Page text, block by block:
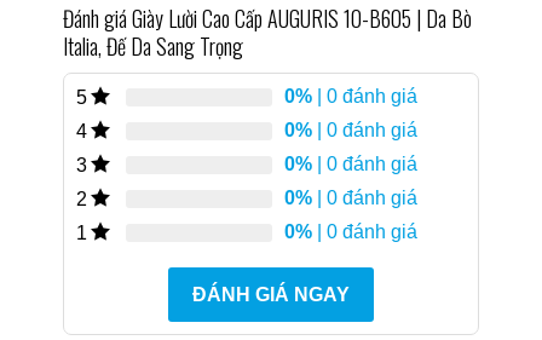
Đánh giá Giày Lười Cao Cấp AUGURIS 10-B605 | Da Bò
Italia, Đế Da Sang Trọng
5 0% | 0 đánh giá
4
0% | 0 đánh giá
3
0% | 0 đánh giá
2
0% | 0 đánh giá
1
0% | 0 đánh giá
ĐÁNH GIÁ NGAY